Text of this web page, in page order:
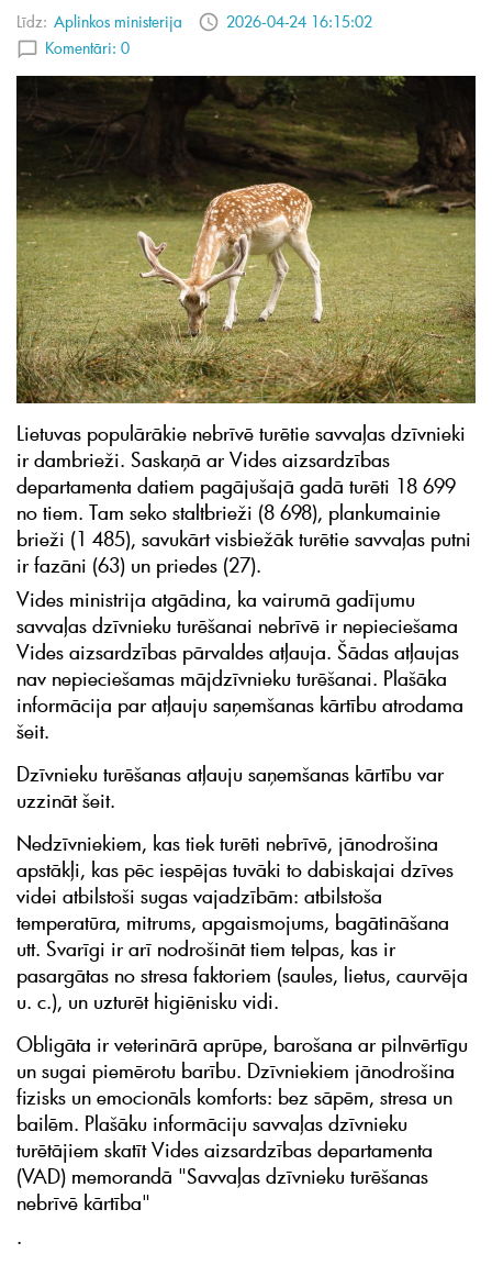
Līdz: Aplinkos ministerija
2026-04-24 16:15:02
Komentāri: 0
Lietuvas populārākie nebrīvē turētie savvaļas dzīvnieki
ir dambrieži. Saskaņā ar Vides aizsardzības
departamenta datiem pagājušajā gadā turēti 18 699
no tiem. Tam seko staltbrieži (8 698), plankumainie
brieži (1 485), savukārt visbiežāk turētie savvaļas putni
ir fazāni (63) un priedes (27).
Vides ministrija atgādina, ka vairumā gadījumu
savvaļas dzīvnieku turēšanai nebrīvē ir nepieciešama
Vides aizsardzības pārvaldes atļauja. Šādas atļaujas
nav nepieciešamas mājdzīvnieku turēšanai. Plašāka
informācija par atļauju saņemšanas kārtību atrodama
šeit.
Dzīvnieku turēšanas atļauju saņemšanas kārtību var
uzzināt šeit.
Nedzīvniekiem, kas tiek turēti nebrīvē, jānodrošina
apstākļi, kas pēc iespējas tuvāki to dabiskajai dzīves
videi atbilstoši sugas vajadzībām: atbilstoša
temperatūra, mitrums, apgaismojums, bagātināšana
utt. Svarīgi ir arī nodrošināt tiem telpas, kas ir
pasargātas no stresa faktoriem (saules, lietus, caurvēja
u. c.), un uzturēt higiēnisku vidi.
Obligāta ir veterinārā aprūpe, barošana ar pilnvērtīgu
un sugai piemērotu barību. Dzīvniekiem jānodrošina
fizisks un emocionāls komforts: bez sāpēm, stresa un
bailēm. Plašāku informāciju savvaļas dzīvnieku
turētājiem skatīt Vides aizsardzības departamenta
(VAD) memorandā "Savvaļas dzīvnieku turēšanas
nebrīvē kārtība"
.